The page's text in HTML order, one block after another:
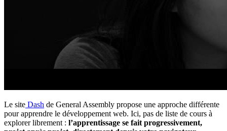
Le site Dash de General Assembly propose une approche différente
pour apprendre le développement web. Ici, pas de liste de cours à
explorer librement : l’apprentissage se fait progressivement,